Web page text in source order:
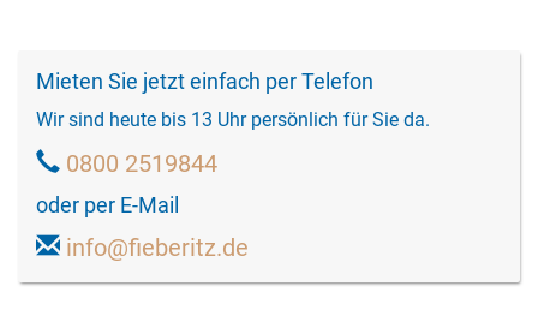
Mieten Sie jetzt einfach per Telefon
Wir sind heute bis 13 Uhr persönlich für Sie da.
0800 2519844
oder per E-Mail
info@fieberitz.de